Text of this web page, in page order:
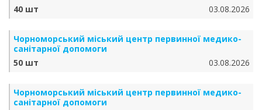
40 шт
03.08.2026
Чорноморський міський центр первинної медико-
санітарної допомоги
50 шт
03.08.2026
Чорноморський міський центр первинної медико-
санітарної допомоги